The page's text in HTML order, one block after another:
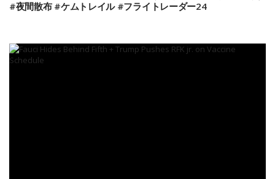
#夜間散布 #ケムトレイル #フライトレーダー24